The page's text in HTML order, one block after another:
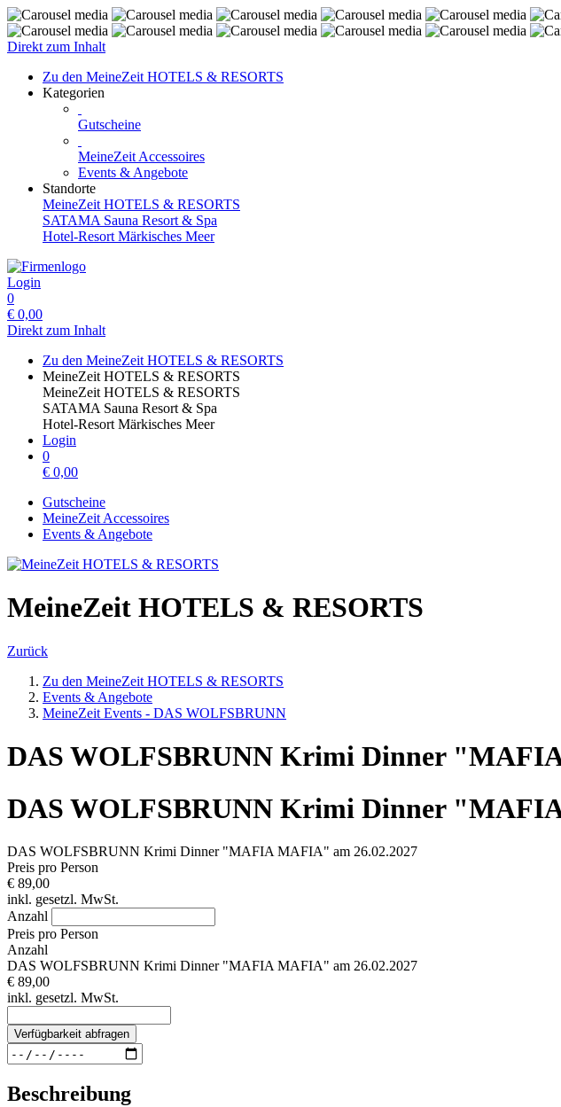
Direkt zum Inhalt
Zu den MeineZeit HOTELS & RESORTS
Kategorien
Gutscheine
MeineZeit Accessoires
Events & Angebote
Standorte
MeineZeit HOTELS & RESORTS
SATAMA Sauna Resort & Spa
Hotel-Resort Märkisches Meer
Login
0
€ 0,00
Direkt zum Inhalt
Zu den MeineZeit HOTELS & RESORTS
MeineZeit HOTELS & RESORTS
MeineZeit HOTELS & RESORTS
SATAMA Sauna Resort & Spa
Hotel-Resort Märkisches Meer
Login
0
€ 0,00
Gutscheine
MeineZeit Accessoires
Events & Angebote
MeineZeit HOTELS & RESORTS
Zurück
Zu den MeineZeit HOTELS & RESORTS
Events & Angebote
MeineZeit Events - DAS WOLFSBRUNN
DAS WOLFSBRUNN Krimi Dinner
DAS WOLFSBRUNN Krimi Dinner
DAS WOLFSBRUNN Krimi Dinner "MAFIA MAFIA" am 26.02.2027
Preis pro Person
€ 89,00
inkl. gesetzl. MwSt.
Anzahl
Preis pro Person
Anzahl
DAS WOLFSBRUNN Krimi Dinner "MAFIA MAFIA" am 26.02.2027
€ 89,00
inkl. gesetzl. MwSt.
Verfügbarkeit abfragen
Beschreibung